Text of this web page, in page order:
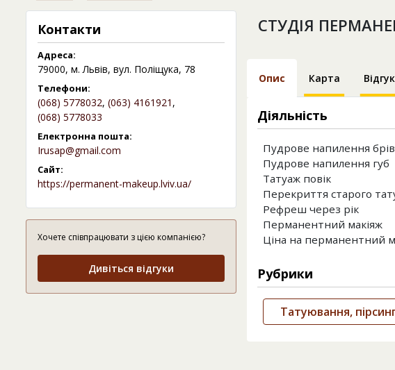
Контакти
Адреса:
79000, м. Львів, вул. Поліщука, 78
Телефони:
(068) 5778032, (063) 4161921 ,
(068) 5778033
Електронна пошта:
Irusap@gmail.com
Сайт:
https://permanent-makeup.lviv.ua/
Хочете співпрацювати з цією компанією?
Дивіться відгуки
СТУДІЯ
Опис Карта
Діяльність
Пудрове напилення брів
Пудрове напилення губ
Татуаж повік
Перекриття старого
Рефреш через рік
Перманентний макіяж
Ціна на перманентний
Рубрики
Татуювання,